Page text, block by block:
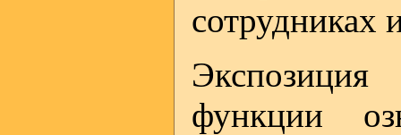
сотрудниках
функции